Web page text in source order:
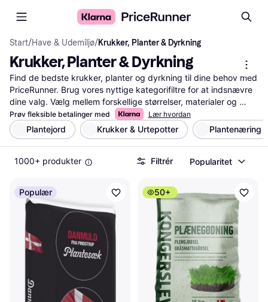
Start/Have & Udemiljø/Krukker, Planter & Dyrkning
Krukker, Planter & Dyrkning
Find de bedste krukker, planter og dyrkning til dine behov med
PriceRunner. Brug vores nyttige kategorifiltre for at indsnævre
dine valg. Vælg mellem forskellige størrelser, materialer og
priser. Læs brugeranmeldelser for at få indsigt i andres
erfaringer. Sammenlign produkter og priser for at sikre, at du
får mest for pengene og mest optimale dyrkning. Vores service
hjælper dig med at finde lige det, du leder efter, uden besvær.
Uanset om du har brug for en stor krukke til haven eller en lille
Spar tid og penge ved at bruge vores omfattende
sammenligningstjeneste. Gør din have eller hjem grønnere med
de bedste valg inden for krukker, planter og dyrkning.
Mere om krukker, planter & dyrkning »
Prøv fleksible betalinger med Lær hvordan
Plantejord Krukker & Urtepotter Plantenæring
1000+ produkter Filtrér Popularitet
Populær 50+